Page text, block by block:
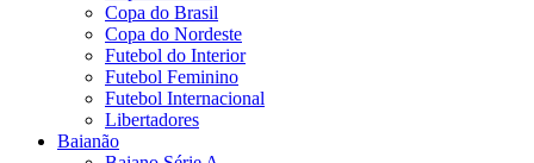
Copa do Brasil
Copa do Nordeste
Futebol do Interior
Futebol Feminino
Futebol Internacional
Libertadores
Baianão